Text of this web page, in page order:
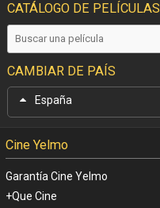
CATÁLOGO DE PELÍCULAS
CAMBIAR DE PAÍS
España
Cine Yelmo
Garantía Cine Yelmo
+Que Cine